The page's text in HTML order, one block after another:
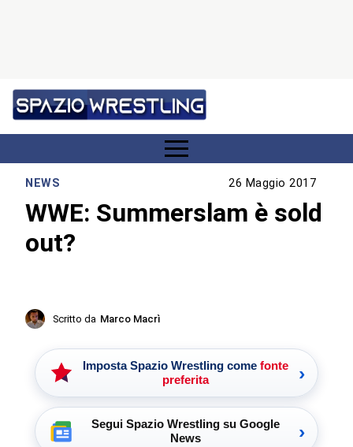
NEWS 26 Maggio 2017
WWE: Summerslam è sold
out?
Scritto da Marco Macrì
Imposta Spazio Wrestling come fonte
preferita
›
Segui Spazio Wrestling su Google
News
›